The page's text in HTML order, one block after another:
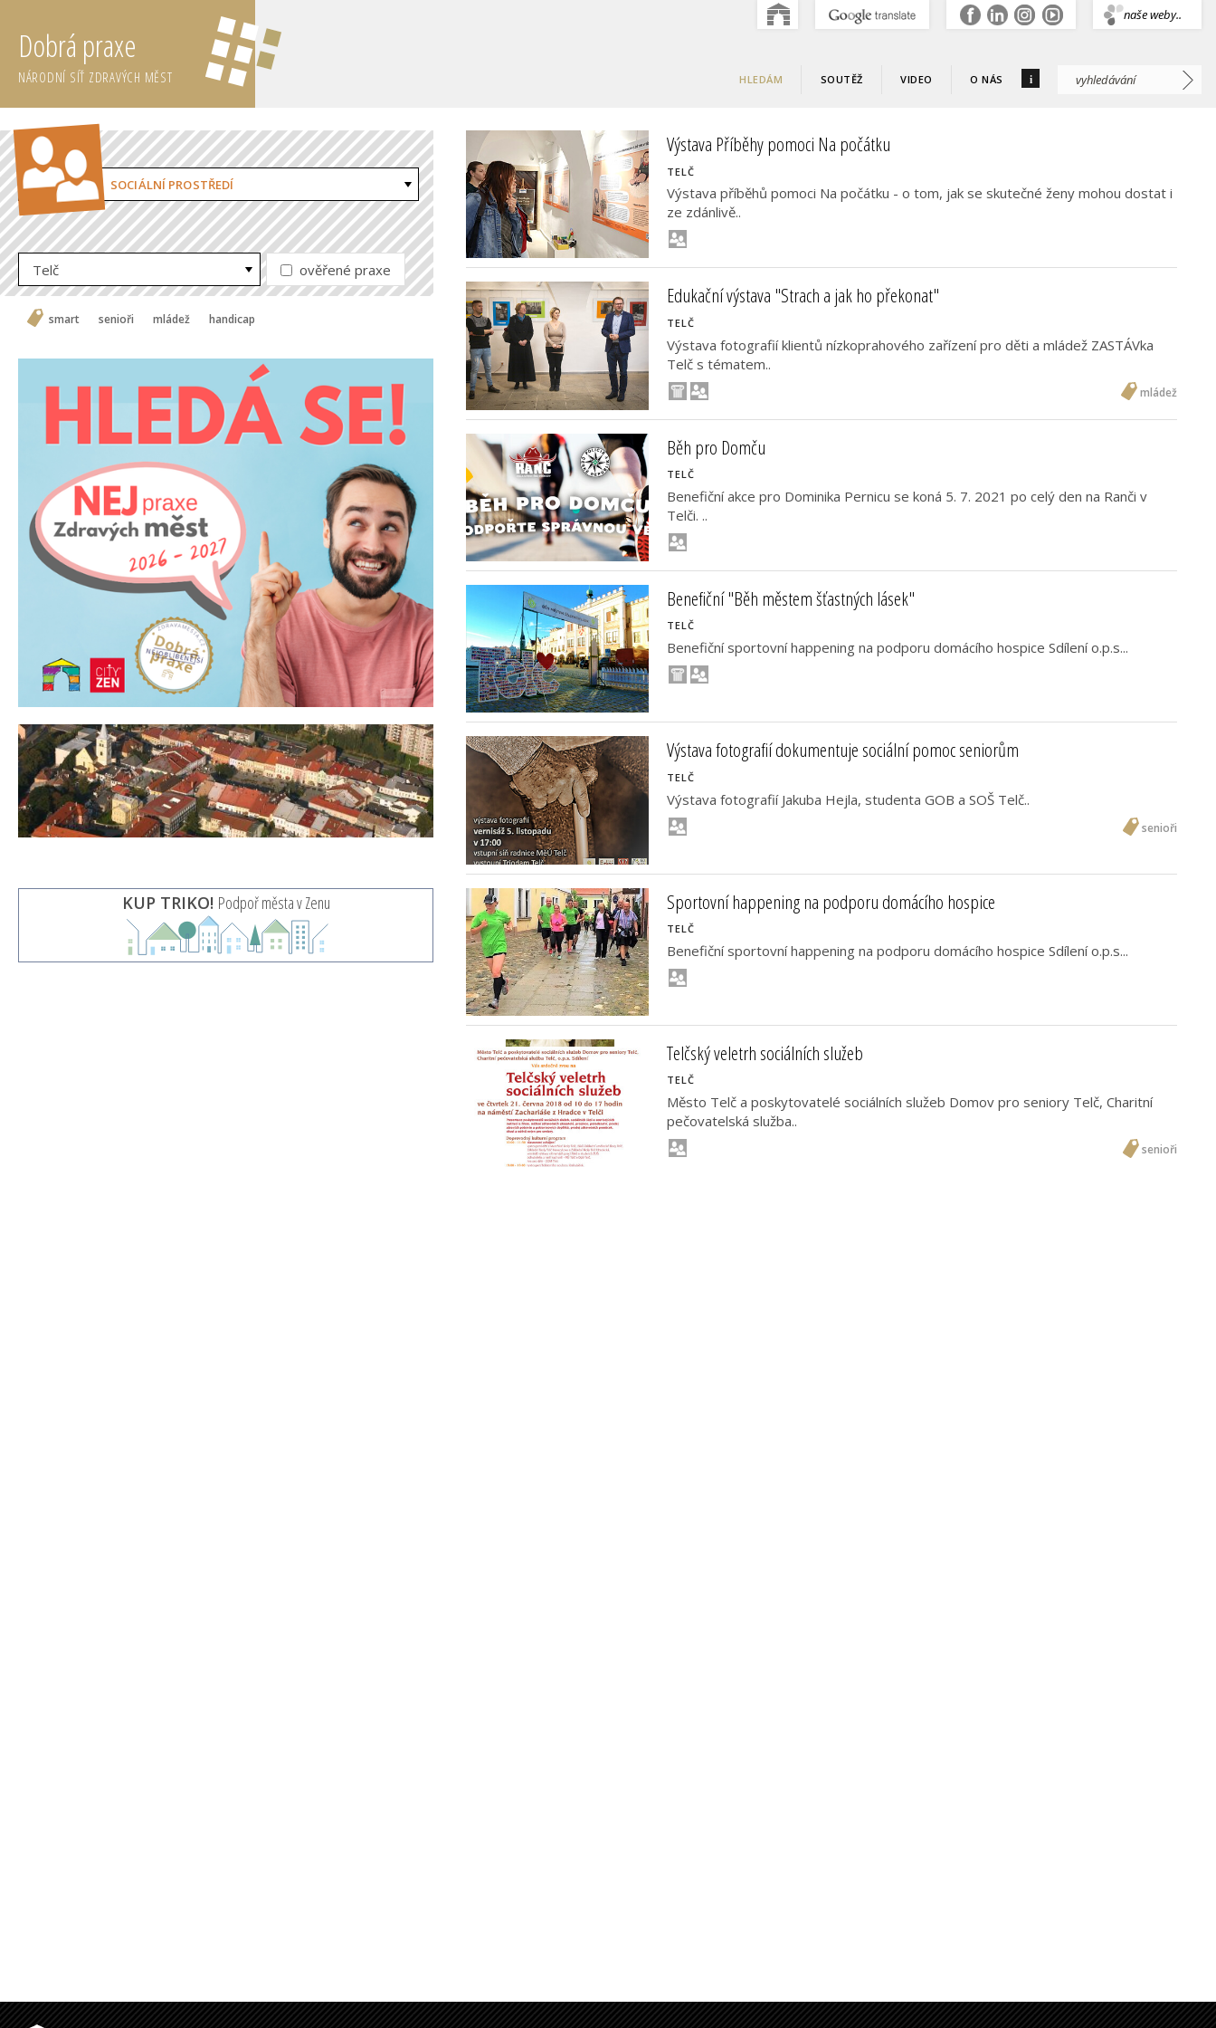
naše weby..
.
Dobrá praxe
NÁRODNÍ SÍŤ ZDRAVÝCH MĚST HLEDÁM SOUTĚŽ VIDEO O NÁS i
SOCIÁLNÍ PROSTŘEDÍ
Telč ověřené praxe
smart senioři mládež handicap
KUP TRIKO! Podpoř města v Zenu
Výstava Příběhy pomoci Na počátku
TELČ
Výstava příběhů pomoci Na počátku - o tom, jak se skutečné ženy mohou dostat i
ze zdánlivě..
Edukační výstava "Strach a jak ho překonat"
TELČ
Výstava fotografií klientů nízkoprahového zařízení pro děti a mládež ZASTÁVka
Telč s tématem..
mládež
Běh pro Domču
TELČ
Benefiční akce pro Dominika Pernicu se koná 5. 7. 2021 po celý den na Ranči v
Telči. ..
Benefiční "Běh městem šťastných lásek"
TELČ
Benefiční sportovní happening na podporu domácího hospice Sdílení o.p.s...
Výstava fotografií dokumentuje sociální pomoc seniorům
TELČ
Výstava fotografií Jakuba Hejla, studenta GOB a SOŠ Telč..
senioři
Sportovní happening na podporu domácího hospice
TELČ
Benefiční sportovní happening na podporu domácího hospice Sdílení o.p.s...
Telčský veletrh sociálních služeb
TELČ
Město Telč a poskytovatelé sociálních služeb Domov pro seniory Telč, Charitní
pečovatelská služba..
senioři